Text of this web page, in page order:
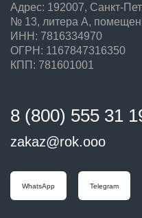
Адрес: 192007, Санкт-
№ 13, литера А,
ИНН: 7816334970
ОГРН: 1167847316350
КПП: 781601001
8 (800) 555 31
zakaz@rok.ooo
WhatsApp Telegram